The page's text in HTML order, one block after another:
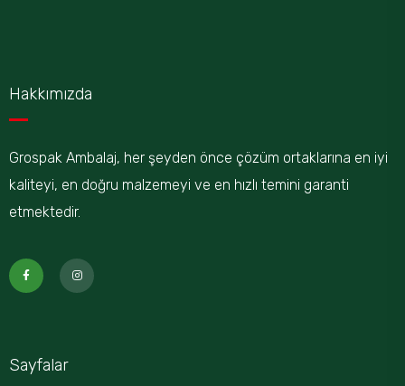
Hakkımızda
Grospak Ambalaj, her şeyden önce çözüm ortaklarına en iyi
kaliteyi, en doğru malzemeyi ve en hızlı temini garanti
etmektedir.
Sayfalar